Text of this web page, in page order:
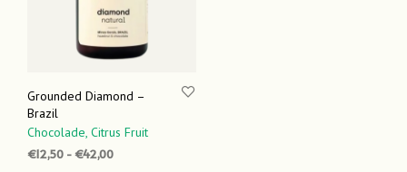
Grounded Diamond –
Brazil
Chocolade, Citrus Fruit
€12,50 -€42,00Prijsklasse: